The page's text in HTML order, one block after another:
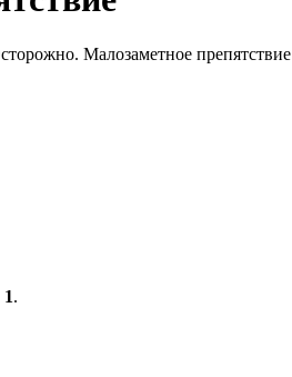
Малозаметное препятствие
1.